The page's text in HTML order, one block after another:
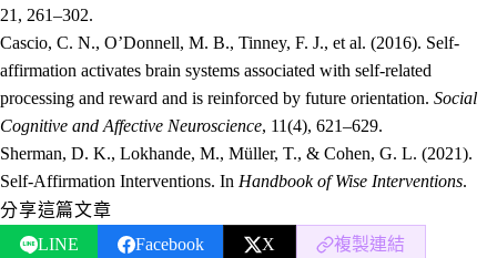
21, 261–302.
Cascio, C. N., O’Donnell, M. B., Tinney, F. J., et al. (2016). Self-
affirmation activates brain systems associated with self-related
processing and reward and is reinforced by future orientation. Social
Cognitive and Affective Neuroscience, 11(4), 621–629.
Sherman, D. K., Lokhande, M., Müller, T., & Cohen, G. L. (2021).
Self-Affirmation Interventions. In Handbook of Wise Interventions.
分享這篇文章
LINE
Facebook X
複製連結